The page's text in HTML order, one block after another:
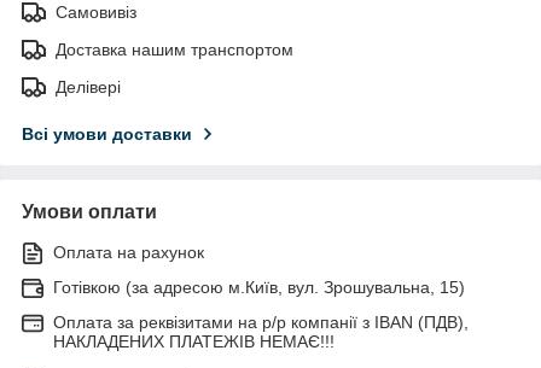
Самовивіз
Доставка нашим транспортом
Делівері
Всі умови доставки
Умови оплати
Оплата на рахунок
Готівкою (за адресою м.Київ, вул. Зрошувальна, 15)
Оплата за реквізитами на р/р компанії з IBAN (ПДВ),
НАКЛАДЕНИХ ПЛАТЕЖІВ НЕМАЄ!!!